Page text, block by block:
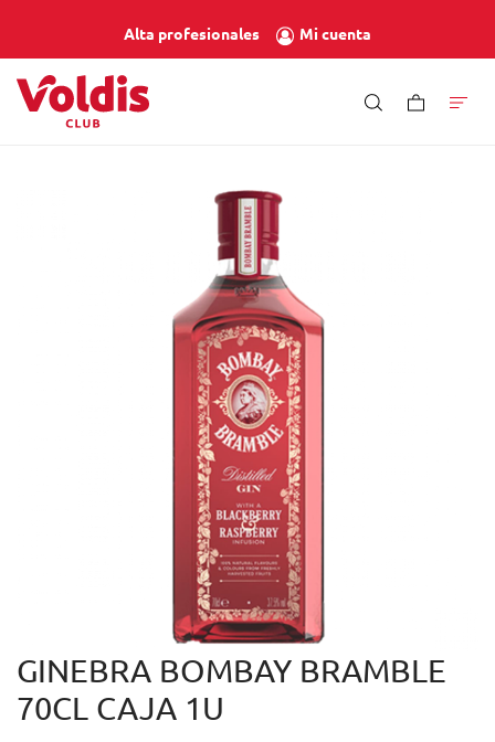
Alta profesionales Mi cuenta
GINEBRA BOMBAY BRAMBLE
70CL CAJA 1U